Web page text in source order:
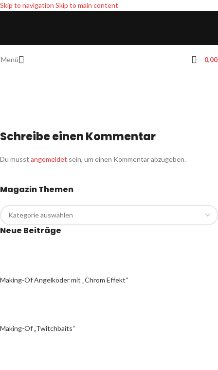
Skip to navigation Skip to main content
Menü
Schreibe einen Kommentar
Du musst angemeldet sein, um einen Kommentar abzugeben.
Magazin Themen
Neue Beiträge
Making-Of Angelköder mit „Chrom Effekt“
Making-Of „Twitchbaits“